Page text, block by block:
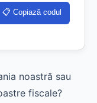
📋 Copiază codul
noastră sau
fiscale?